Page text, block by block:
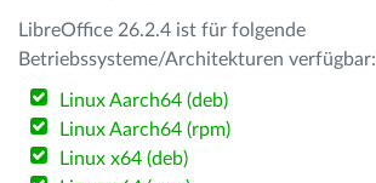
LibreOffice 26.2.4 ist für folgende
Betriebssysteme/Architekturen verfügbar:
Linux Aarch64 (deb)
Linux Aarch64 (rpm)
Linux x64 (deb)